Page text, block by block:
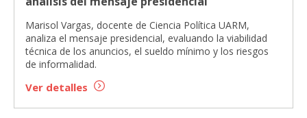
Marisol Vargas, docente de Ciencia Política UARM,
analiza el mensaje presidencial, evaluando la viabilidad
técnica de los anuncios, el sueldo mínimo y los riesgos
de informalidad.
Ver detalles